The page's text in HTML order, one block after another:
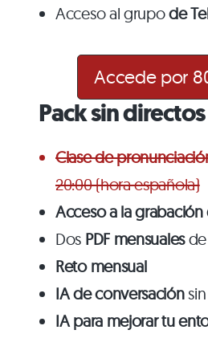
Acceso al grupode
Accede por
Pack sin
Clase de
20:00 (hora española)
Acceso a la grabación
Dos PDF mensualesde
Reto mensual
IA de conversación
IA para mejorar tu